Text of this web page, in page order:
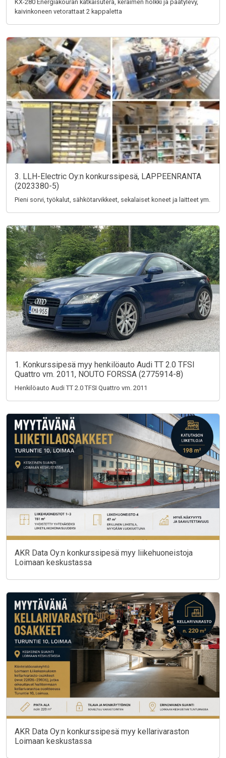
KX-280 Energiakouran katkaisuterä, keräimen holkki ja päätylevy,
kaivinkoneen vetorattaat 2 kappaletta
3. LLH-Electric Oy:n konkurssipesä, LAPPEENRANTA
(2023380-5)
Pieni sorvi, työkalut, sähkötarvikkeet, sekalaiset koneet ja laitteet ym.
1. Konkurssipesä myy henkilöauto Audi TT 2.0 TFSI
Quattro vm. 2011, NOUTO FORSSA (2775914-8)
Henkilöauto Audi TT 2.0 TFSI Quattro vm. 2011
AKR Data Oy:n konkurssipesä myy liikehuoneistoja
Loimaan keskustassa
AKR Data Oy:n konkurssipesä myy kellarivaraston
Loimaan keskustassa